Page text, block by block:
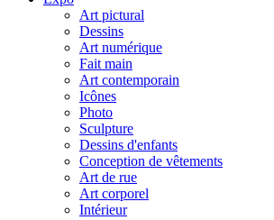
Art pictural
Dessins
Art numérique
Fait main
Art contemporain
Icônes
Photo
Sculpture
Dessins d'enfants
Conception de vêtements
Art de rue
Art corporel
Intérieur